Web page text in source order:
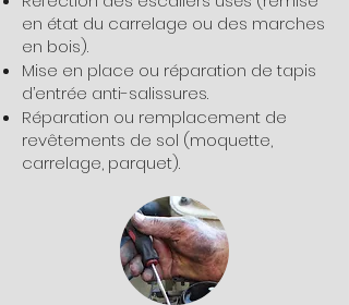
en état du carrelage ou des marches
en bois).
Mise en place ou réparation de tapis
d’entrée anti-salissures.
Réparation ou remplacement de
revêtements de sol (moquette,
carrelage, parquet).